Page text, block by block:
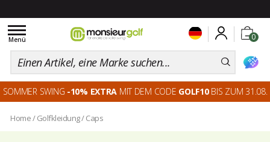
0
Toggle
navigation
Menü
SOMMER SWING -10% EXTRA MIT DEM CODE GOLF10BIS ZUM 31.08.
Home/ Golfkleidung/Caps